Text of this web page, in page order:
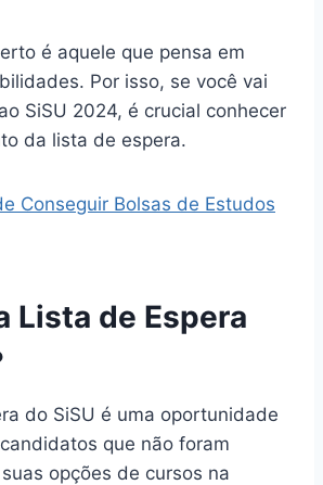
é aquele que pensa em
Por isso, se você vai
SiSU 2024, é crucial conhecer
da lista de espera.
Conseguir Bolsas de Estudos
Lista de Espera
do SiSU é uma oportunidade
que não foram
opções de cursos na